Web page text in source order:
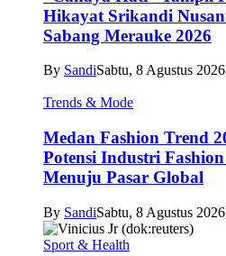
Hikayat Srikandi
Sabang Merauke 2026
By SandiSabtu, 8 Agustus
Trends & Mode
Medan Fashion Trend
Potensi Industri
Menuju Pasar Global
By SandiSabtu, 8 Agustus
Sport & Health